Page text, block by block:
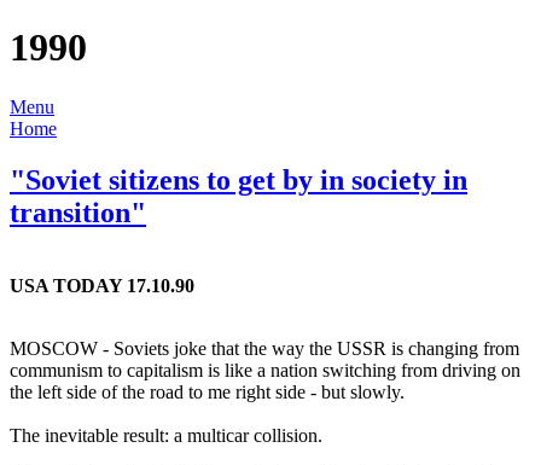
1990
Menu
Home
"Soviet sitizens to get by in society in
transition"
USA TODAY 17.10.90
MOSCOW - Soviets joke that the way the USSR is changing from
communism to capitalism is like a nation switching from driving on
the left side of the road to me right side - but slowly.
The inevitable result: a multicar collision.